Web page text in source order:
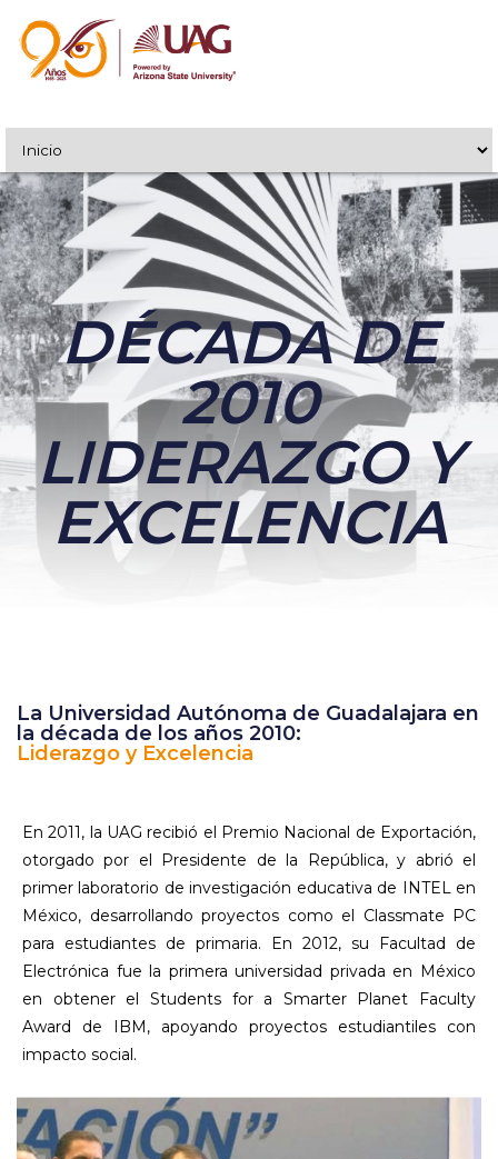
DÉCADA DE
2010
LIDERAZGO Y
EXCELENCIA
La Universidad Autónoma de Guadalajara en
la década de los años 2010:
Liderazgo y Excelencia
En 2011, la UAG recibió el Premio Nacional de Exportación,
otorgado por el Presidente de la República, y abrió el
primer laboratorio de investigación educativa de INTEL en
México, desarrollando proyectos como el Classmate PC
para estudiantes de primaria. En 2012, su Facultad de
Electrónica fue la primera universidad privada en México
en obtener el Students for a Smarter Planet Faculty
Award de IBM, apoyando proyectos estudiantiles con
impacto social.